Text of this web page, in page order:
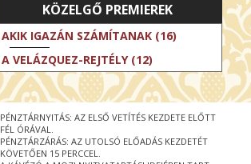
FILMCSOBBANÁS: IFJÚSÁG
2026.08.27 19:30 - 21:30
EXHIBITION ON SCREEN: VINCENT
VAN GOGH - ÚJ LÁTÁSMÓD
2026.08.30 11:00 - 12:30
NT LIVE / DAVID IRELAND: THE FIFTH
STEP
2026.09.01 19:00 - 21:00
BERLIN ELESTE
KÖZELGŐ PREMIEREK
AKIK IGAZÁN SZÁMÍTANAK (16)
A VELÁZQUEZ-REJTÉLY (12)
PÉNZTÁRNYITÁS: AZ ELSŐ VETÍTÉS KEZDETE ELŐTT
FÉL ÓRÁVAL.
PÉNZTÁRZÁRÁS: AZ UTOLSÓ ELŐADÁS KEZDETÉT
KÖVETŐEN 15 PERCCEL.